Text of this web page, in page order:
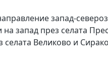
запад-
на запад през селата
селата Великово и